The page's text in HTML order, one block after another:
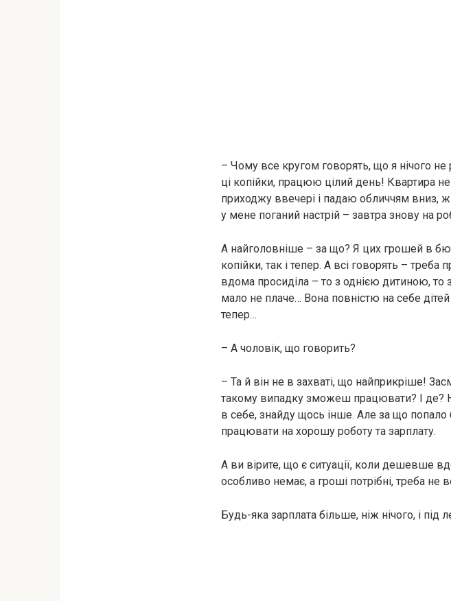
– Чому все кругом говорять, що я нічого
ці копійки, працюю цілий день! Квартира
приходжу ввечері і падаю обличчям вниз,
у мене поганий настрій – завтра знову на
А найголовніше – за що? Я цих грошей в
копійки, так і тепер. А всі говорять – треба
вдома просиділа – то з однією дитиною,
мало не плаче… Вона повністю на себе
тепер…
– А чоловік, що говорить?
– Та й він не в захваті, що найприкріше!
такому випадку зможеш працювати? І де?
в себе, знайду щось інше. Але за що попало
працювати на хорошу роботу та зарплату.
А ви вірите, що є ситуації, коли дешевше
особливо немає, а гроші потрібні, треба не
Будь-яка зарплата більше, ніж нічого, і під